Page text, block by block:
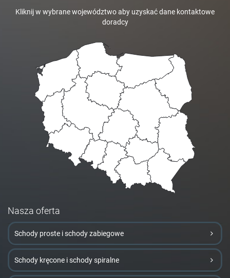
Kliknij w wybrane województwo aby uzyskać dane kontaktowe
doradcy
Nasza oferta
Schody proste i schody zabiegowe
Schody kręcone i schody spiralne